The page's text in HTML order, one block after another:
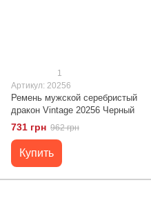
1
Артикул: 20256
Ремень мужской серебристый
дракон Vintage 20256 Черный
731 грн 962 грн
Купить